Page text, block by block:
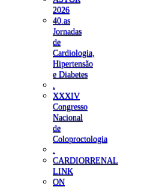
2026
40.as
Jornadas
de
Cardiologia,
Hipertensão
e Diabetes
XXXIV
Congresso
Nacional
de
Coloproctologia
CARDIORRENAL
LINK
ON